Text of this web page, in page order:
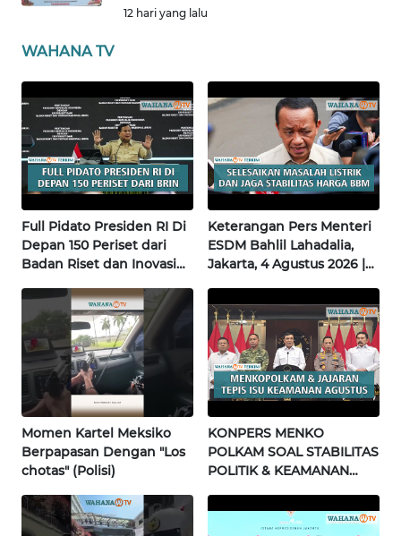
12 hari yang lalu
WAHANA TV
Full Pidato Presiden RI Di
Depan 150 Periset dari
Badan Riset dan Inovasi
Keterangan Pers Menteri
ESDM Bahlil Lahadalia,
Jakarta, 4 Agustus 2026 |
Momen Kartel Meksiko
Berpapasan Dengan "Los
chotas" (Polisi)
KONPERS MENKO
POLKAM SOAL STABILITAS
POLITIK & KEAMANAN
Terkini
JOGJA
JATIM
WN
BALI
WN
KALBAR
WN
KALTENG
WN
KALTARA
WN
KALSEL
KALTIM